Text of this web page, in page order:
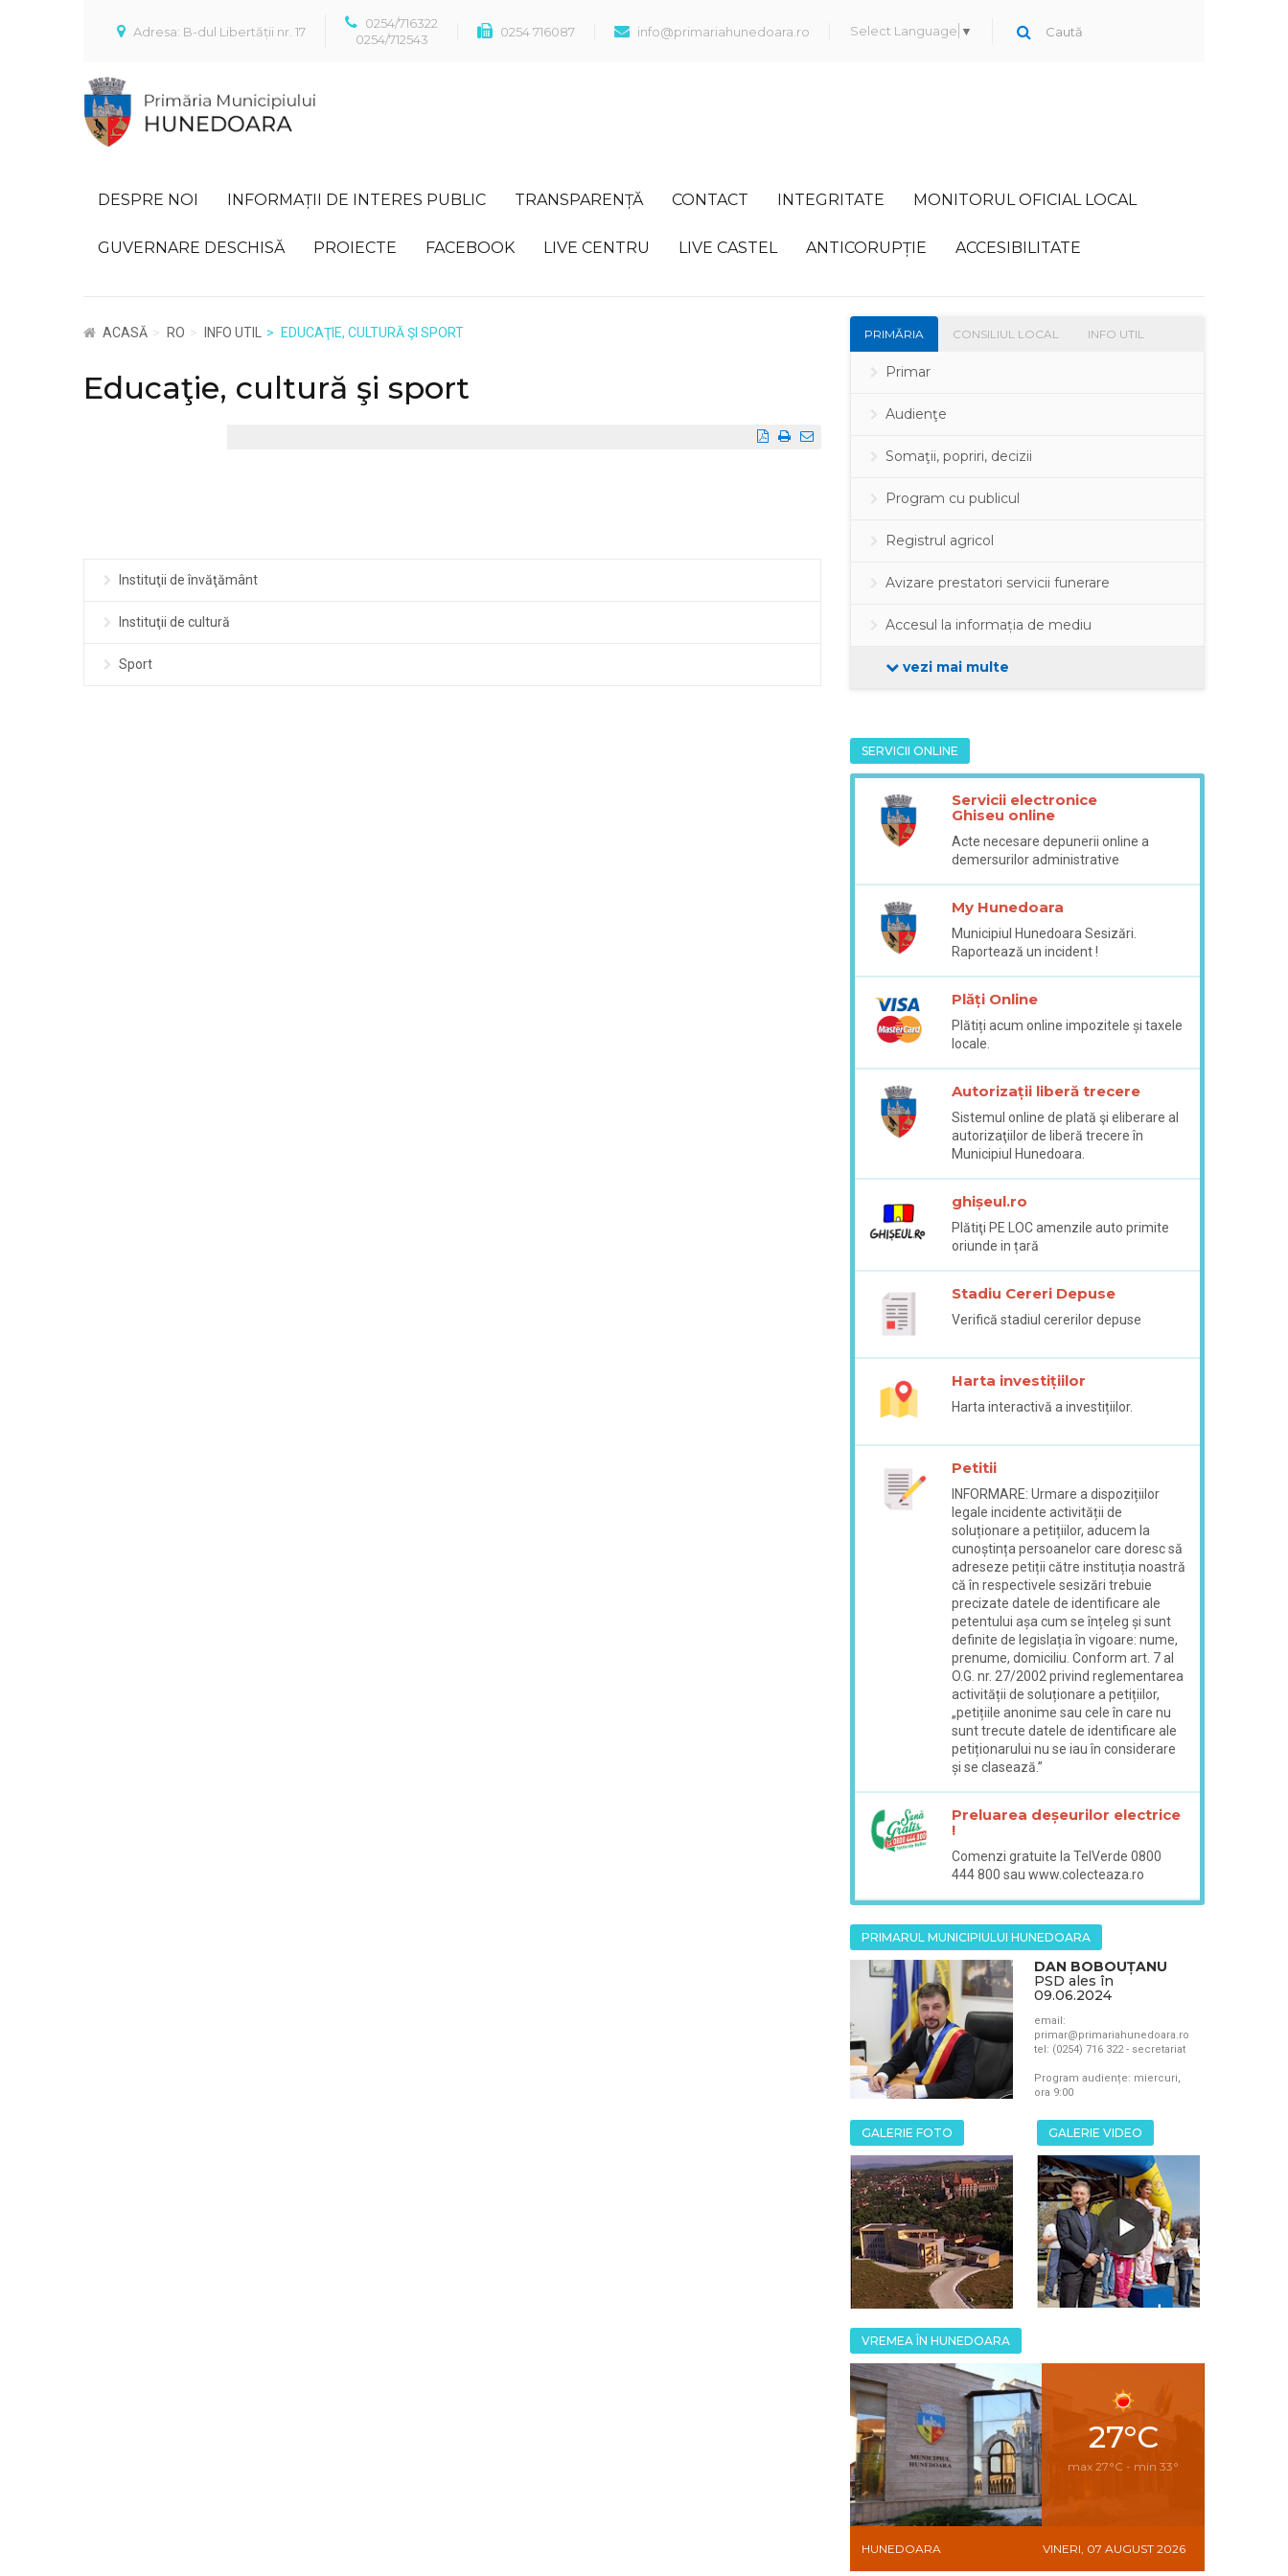
Adresa: B-dul Libertății nr. 17
0254/716322
0254/712543
0254 716087 info@primariahunedoara.ro Select Language ▼
DESPRE NOI INFORMAȚII DE INTERES PUBLIC TRANSPARENȚĂ CONTACT INTEGRITATE MONITORUL OFICIAL LOCAL
GUVERNARE DESCHISĂ PROIECTE FACEBOOK LIVE CENTRU LIVE CASTEL ANTICORUPȚIE ACCESIBILITATE
ACASĂ RO INFO UTIL EDUCAŢIE, CULTURĂ ŞI SPORT
Educaţie, cultură şi sport
Instituţii de învăţământ
Instituţii de cultură
Sport
PRIMĂRIA CONSILIUL LOCAL INFO UTIL
Primar
Audienţe
Somaţii, popriri, decizii
Program cu publicul
Registrul agricol
Avizare prestatori servicii funerare
Accesul la informația de mediu
vezi mai multe
SERVICII ONLINE
Servicii electronice
Ghiseu online
Acte necesare depunerii online a
demersurilor administrative
My Hunedoara
Municipiul Hunedoara Sesizări.
Raportează un incident !
Plăți Online
Plătiți acum online impozitele și taxele
locale.
Autorizații liberă trecere
Sistemul online de plată şi eliberare al
autorizaţiilor de liberă trecere în
Municipiul Hunedoara.
ghișeul.ro
Plătiţi PE LOC amenzile auto primite
oriunde in țară
Stadiu Cereri Depuse
Verifică stadiul cererilor depuse
Harta investițiilor
Harta interactivă a investițiilor.
Petitii
INFORMARE: Urmare a dispozițiilor
legale incidente activității de
soluționare a petițiilor, aducem la
cunoștința persoanelor care doresc să
adreseze petiții către instituția noastră
că în respectivele sesizări trebuie
precizate datele de identificare ale
petentului așa cum se înțeleg și sunt
definite de legislația în vigoare: nume,
prenume, domiciliu. Conform art. 7 al
O.G. nr. 27/2002 privind reglementarea
activității de soluționare a petițiilor,
„petițiile anonime sau cele în care nu
sunt trecute datele de identificare ale
petiționarului nu se iau în considerare
și se clasează.”
Preluarea deșeurilor electrice
!
Comenzi gratuite la TelVerde 0800
444 800 sau www.colecteaza.ro
PRIMARUL MUNICIPIULUI HUNEDOARA
DAN BOBOUȚANU
PSD ales în
09.06.2024
email:
primar@primariahunedoara.ro
tel: (0254) 716 322 - secretariat
Program audiențe: miercuri,
ora 9:00
GALERIE FOTO GALERIE VIDEO
VREMEA ÎN HUNEDOARA
27°C
max 27°C - min 33°
HUNEDOARA VINERI, 07 AUGUST 2026